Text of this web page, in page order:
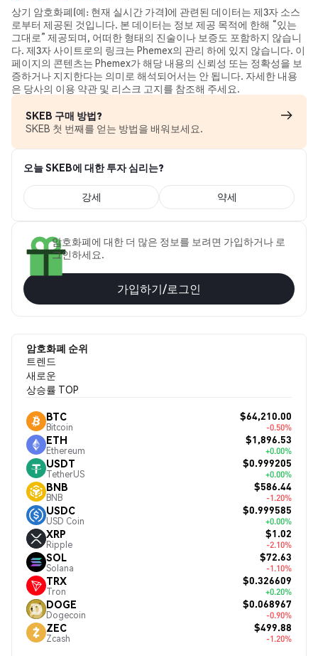
상기 암호화폐(예: 현재 실시간 가격)에 관련된 데이터는 제3자 소스
로부터 제공된 것입니다. 본 데이터는 정보 제공 목적에 한해 “있는
그대로” 제공되며, 어떠한 형태의 진술이나 보증도 포함하지 않습니
다. 제3자 사이트로의 링크는 Phemex의 관리 하에 있지 않습니다. 이
페이지의 콘텐츠는 Phemex가 해당 내용의 신뢰성 또는 정확성을 보
증하거나 지지한다는 의미로 해석되어서는 안 됩니다. 자세한 내용
은 당사의 이용 약관 및 리스크 고지를 참조해 주세요.
SKEB 구매 방법?
SKEB 첫 번째를 얻는 방법을 배워보세요.
오늘 SKEB에 대한 투자 심리는?
강세 약세
암호화폐에 대한 더 많은 정보를 보려면 가입하거나 로
그인하세요.
가입하기/로그인
암호화폐 순위
트렌드
새로운
상승률 TOP
BTC
Bitcoin
$64,210.00
-0.50%
ETH
Ethereum
$1,896.53
+0.00%
USDT
TetherUS
$0.999205
+0.00%
BNB
BNB
$586.44
-1.20%
USDC
USD Coin
$0.999585
+0.00%
XRP
Ripple
$1.02
-2.10%
SOL
Solana
$72.63
-1.10%
TRX
Tron
$0.326609
+0.20%
DOGE
Dogecoin
$0.068967
-0.90%
ZEC
Zcash
$499.88
-1.20%